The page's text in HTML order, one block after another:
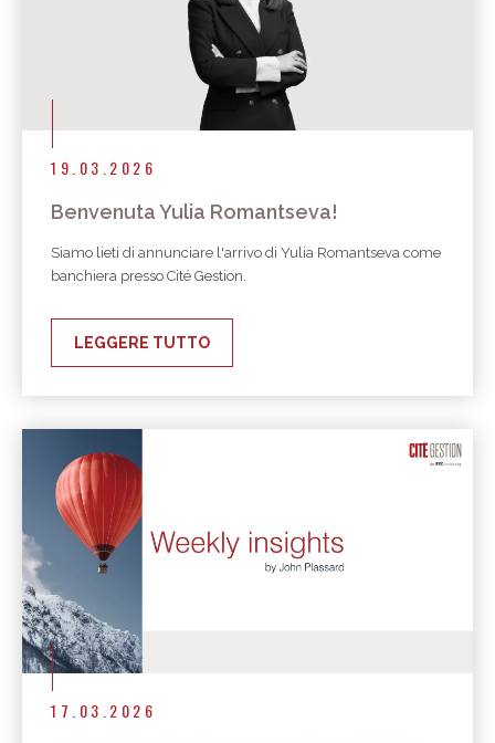
19.03.2026
Benvenuta Yulia Romantseva!
Siamo lieti di annunciare l'arrivo di Yulia Romantseva come
banchiera presso Cité Gestion.
LEGGERE TUTTO
17.03.2026